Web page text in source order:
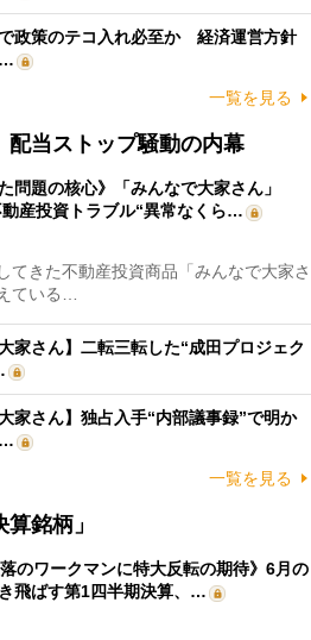
政策のテコ入れ必至か 経済運営方針
…
一覧を見る
配当ストップ騒動の内幕
問題の核心》「みんなで大家さん」
産投資トラブル“異常なくら…
きた不動産投資商品「みんなで大家さ
ている…
家さん】二転三転した“成田プロジェク
家さん】独占入手“内部議事録”で明か
…
一覧を見る
銘柄」
落のワークマンに特大反転の期待》6月の
飛ばす第1四半期決算、…